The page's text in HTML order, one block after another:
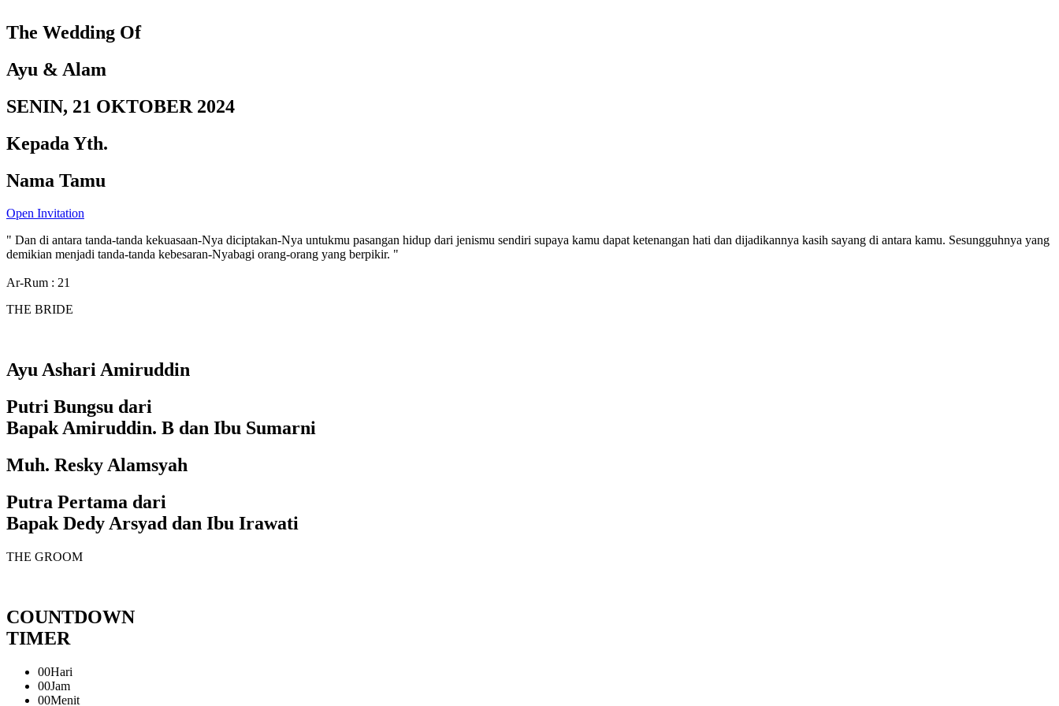
The Wedding Of
Ayu & Alam
SENIN, 21 OKTOBER 2024
Kepada Yth.
Nama Tamu
Open Invitation
" Dan di antara tanda-tanda kekuasaan-Nya diciptakan-Nya untukmu pasangan hidup dari jenismu sendiri supaya kamu dapat ketenangan hati dan dijadikannya kasih sayang di antara kamu. Sesungguhnya yang
demikian menjadi tanda-tanda kebesaran-Nyabagi orang-orang yang berpikir. "
Ar-Rum : 21
THE BRIDE
Ayu Ashari Amiruddin
Putri Bungsu dari
Bapak Amiruddin. B dan Ibu Sumarni
Muh. Resky Alamsyah
Putra Pertama dari
Bapak Dedy Arsyad dan Ibu Irawati
THE GROOM
COUNTDOWN
TIMER
00Hari
00Jam
00Menit